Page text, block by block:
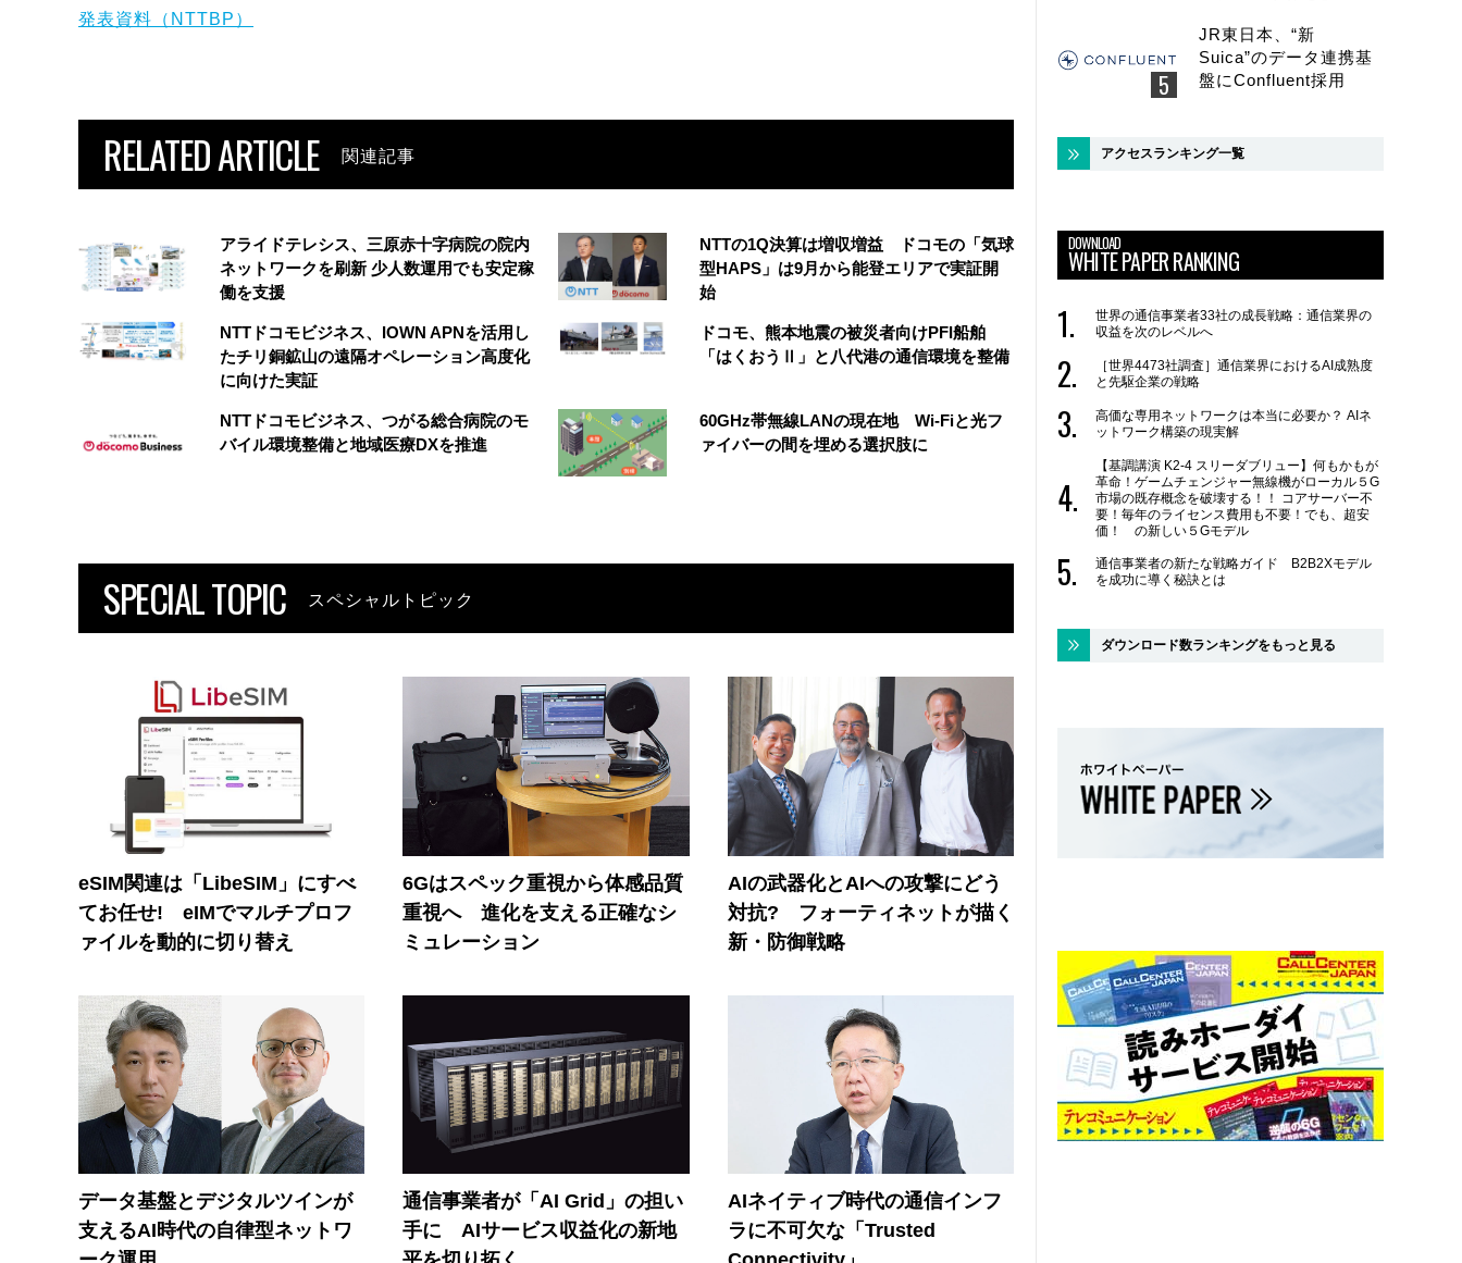
発表資料（NTTBP）
RELATED ARTICLE 関連記事
アライドテレシス、三原赤十字病院の院内
ネットワークを刷新 少人数運用でも安定稼
働を支援
NTTの1Q決算は増収増益 ドコモの「気球
型HAPS」は9月から能登エリアで実証開
始
NTTドコモビジネス、IOWN APNを活用し
たチリ銅鉱山の遠隔オペレーション高度化
に向けた実証
ドコモ、熊本地震の被災者向けPFI船舶
「はくおうⅡ」と八代港の通信環境を整備
NTTドコモビジネス、つがる総合病院のモ
バイル環境整備と地域医療DXを推進
60GHz帯無線LANの現在地 Wi-Fiと光フ
ァイバーの間を埋める選択肢に
SPECIAL TOPIC スペシャルトピック
eSIM関連は「LibeSIM」にすべ
てお任せ! eIMでマルチプロフ
ァイルを動的に切り替え
6Gはスペック重視から体感品質
重視へ 進化を支える正確なシ
ミュレーション
AIの武器化とAIへの攻撃にどう
対抗? フォーティネットが描く
新・防御戦略
データ基盤とデジタルツインが
支えるAI時代の自律型ネットワ
通信事業者が「AI Grid」の担い
手に AIサービス収益化の新地
AIネイティブ時代の通信インフ
ラに不可欠な「Trusted
JR東日本、“新
Suica”のデータ連携基
盤にConfluent採用
アクセスランキング一覧
DOWNLOAD
WHITE PAPER RANKING
世界の通信事業者33社の成長戦略：通信業界の
収益を次のレベルへ
［世界4473社調査］通信業界におけるAI成熟度
と先駆企業の戦略
高価な専用ネットワークは本当に必要か？ AIネ
ットワーク構築の現実解
【基調講演 K2-4 スリーダブリュー】何もかもが
革命！ゲームチェンジャー無線機がローカル５G
市場の既存概念を破壊する！！ コアサーバー不
要！毎年のライセンス費用も不要！でも、超安
価！ の新しい５Gモデル
通信事業者の新たな戦略ガイド B2B2Xモデル
を成功に導く秘訣とは
ダウンロード数ランキングをもっと見る